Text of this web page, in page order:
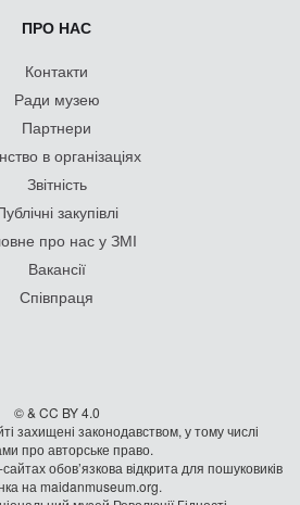
ПРО НАС
Контакти
Ради музею
Партнери
в організаціях
Звітність
закупівлі
про нас у ЗМІ
Вакансії
Співпраця
© & CC BY 4.0
захищені законодавством, у тому числі
про авторське право.
обов’язкова відкрита для пошуковиків
на maidanmuseum.org.